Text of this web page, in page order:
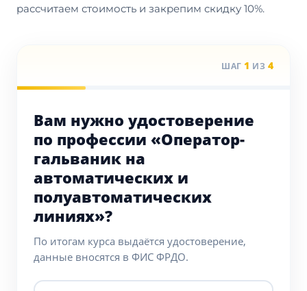
рассчитаем стоимость и закрепим скидку 10%.
ШАГ 1 ИЗ 4
Вам нужно удостоверение
по профессии «Оператор-
гальваник на
автоматических и
полуавтоматических
линиях»?
По итогам курса выдаётся удостоверение,
данные вносятся в ФИС ФРДО.